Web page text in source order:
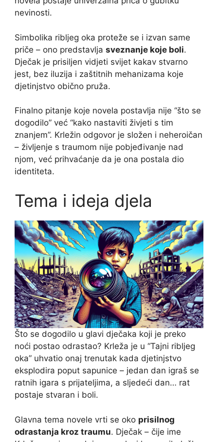
nevinosti.
Simbolika ribljeg oka proteže se i izvan same
priče – ono predstavlja sveznanje koje boli.
Dječak je prisiljen vidjeti svijet kakav stvarno
jest, bez iluzija i zaštitnih mehanizama koje
djetinjstvo obično pruža.
Finalno pitanje koje novela postavlja nije “što se
dogodilo” već “kako nastaviti živjeti s tim
znanjem”. Krležin odgovor je složen i neheroičan
– življenje s traumom nije pobjeđivanje nad
njom, već prihvaćanje da je ona postala dio
identiteta.
Tema i ideja djela
Što se dogodilo u glavi dječaka koji je preko
noći postao odrastao? Krleža je u “Tajni ribljeg
oka” uhvatio onaj trenutak kada djetinjstvo
eksplodira poput sapunice – jedan dan igraš se
ratnih igara s prijateljima, a sljedeći dan… rat
postaje stvaran i boli.
Glavna tema novele vrti se oko prisilnog
odrastanja kroz traumu. Dječak – čije ime